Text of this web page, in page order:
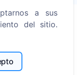
a sus
del sitio.